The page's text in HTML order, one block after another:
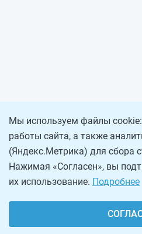
Мы используем файлы
работы сайта, а также
(Яндекс.Метрика) для сбора
Нажимая «Согласен», вы
их использование. Подробнее